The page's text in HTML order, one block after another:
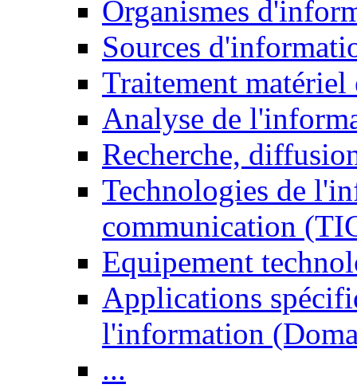
Organismes
Sources
Traitement matériel
Analyse de
Recherche,
Technologies de
communication
Equipement
Applications
l'information
...